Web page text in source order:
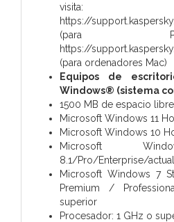
visita:
https://
(para
https://
(para ordenadores Mac)
Equipos de
Windows® (sistema
1500 MB de espacio
Microsoft Windows 11
Microsoft Windows 10
Microsoft
8.1/Pro/Enterprise/
Microsoft Windows 7
Premium /
superior
Procesador: 1 GHz o